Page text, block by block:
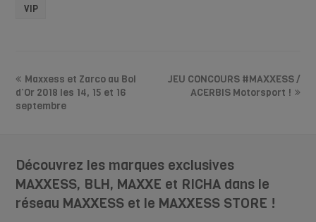
VIP
Maxxess et Zarco au Bol
d’Or 2018 les 14, 15 et 16
septembre
JEU CONCOURS #MAXXESS /
ACERBIS Motorsport !
Découvrez les marques exclusives
MAXXESS, BLH, MAXXE et RICHA dans le
réseau MAXXESS et le MAXXESS STORE !